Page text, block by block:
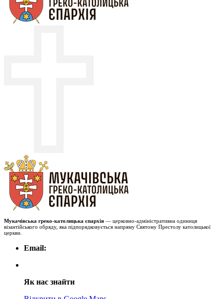
Мукачівська греко-католицька єпархія — церковно-адміністративна одиниця
візантійського обряду, яка підпорядковується напряму Святому Престолу католицької
церкви.
Email:
Як нас знайти